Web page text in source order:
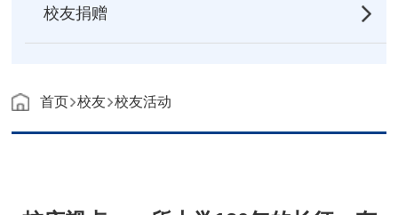
校友捐赠
首页 校友 校友活动